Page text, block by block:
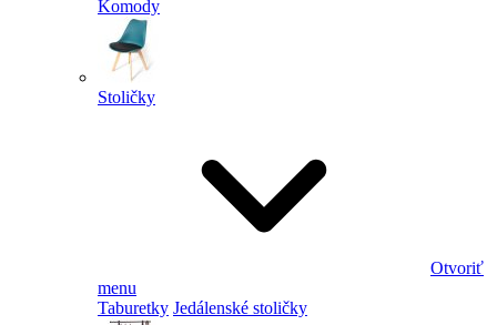
Komody
Stoličky
Otvoriť
menu
Taburetky Jedálenské stoličky